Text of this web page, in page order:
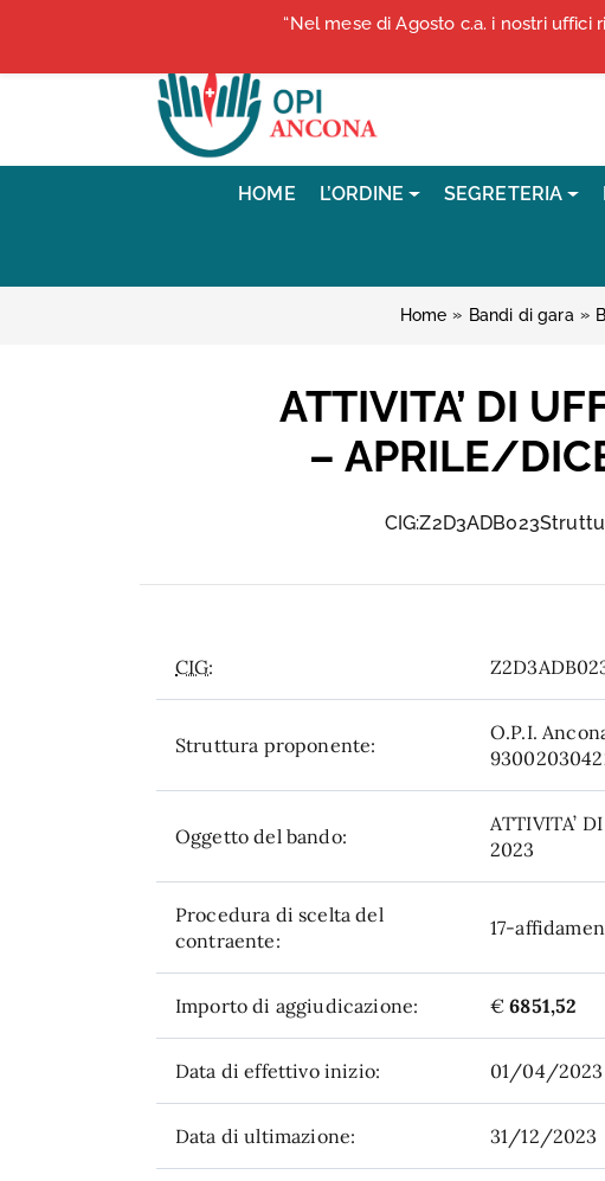
HOME L’ORDINE SEGRETERIA
Home » Bandi di gara »
ATTIVITA’ DI
– APRILE/
CIG:
Struttura proponente:
O.P.I.
Oggetto del bando:
ATTIVITA’
2023
Procedura di scelta del
contraente:
17-
Importo di aggiudicazione: €6851,52
Data di effettivo inizio: 01/04/2023
Data di ultimazione: 31/12/2023
“Nel mese di Agosto c.a. i nostri